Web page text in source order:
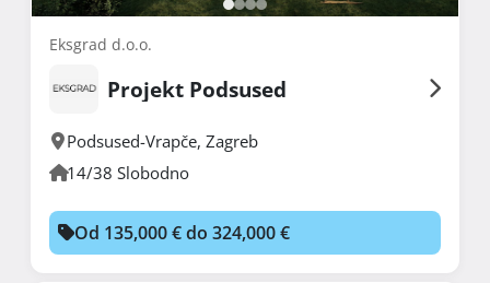
Eksgrad d.o.o.
Projekt Podsused
Podsused-Vrapče, Zagreb
14/38 Slobodno
Od 135,000 € do 324,000 €